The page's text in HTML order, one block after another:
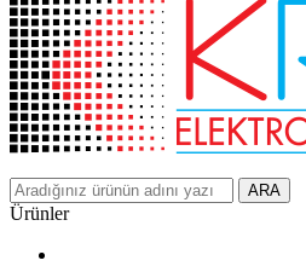
ARA
Ürünler